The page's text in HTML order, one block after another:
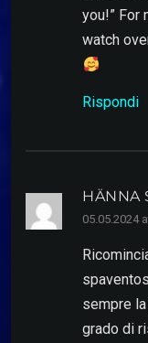
you!” For
watch
Rispondi
HÄNNA
05.05.2024
sempre
grado di